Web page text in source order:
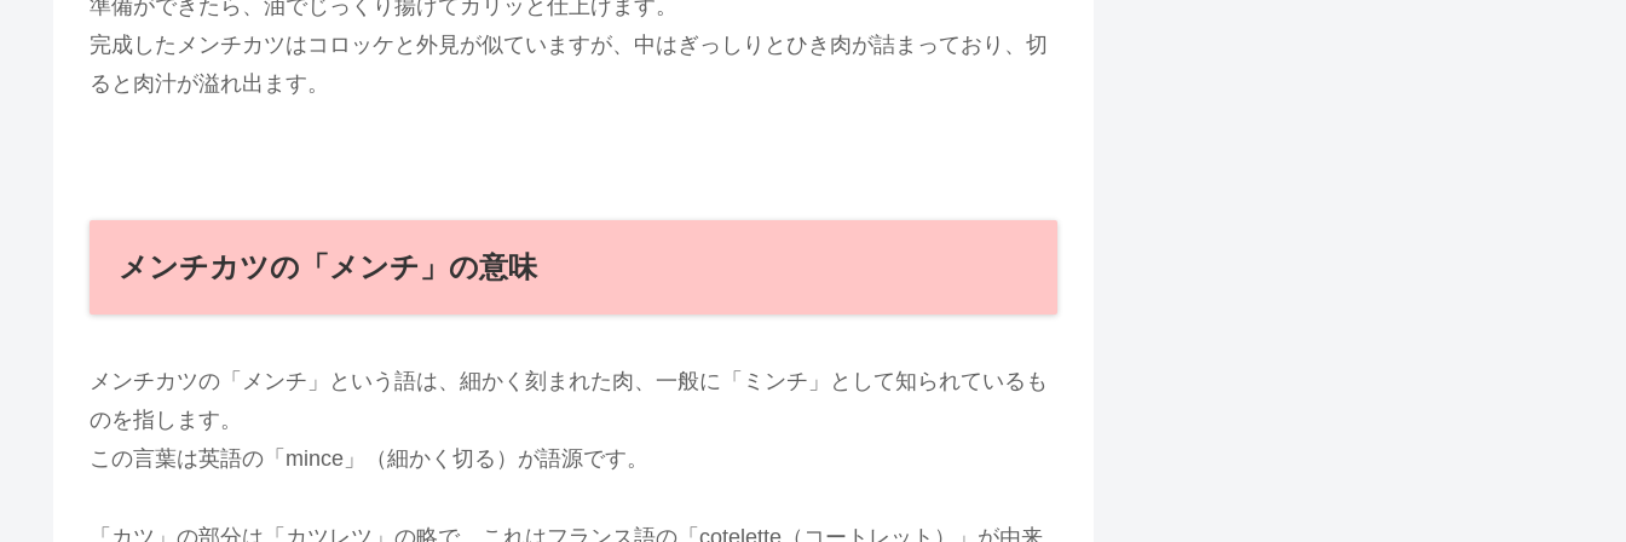
準備ができたら、油でじっくり揚げてカリッと仕上げます。
完成したメンチカツはコロッケと外見が似ていますが、中はぎっしりとひき肉が詰まっており、切
ると肉汁が溢れ出ます。
メンチカツの「メンチ」の意味
メンチカツの「メンチ」という語は、細かく刻まれた肉、一般に「ミンチ」として知られているも
のを指します。
この言葉は英語の「mince」（細かく切る）が語源です。
「カツ」の部分は「カツレツ」の略で、これはフランス語の「cotelette（コートレット）」が由来